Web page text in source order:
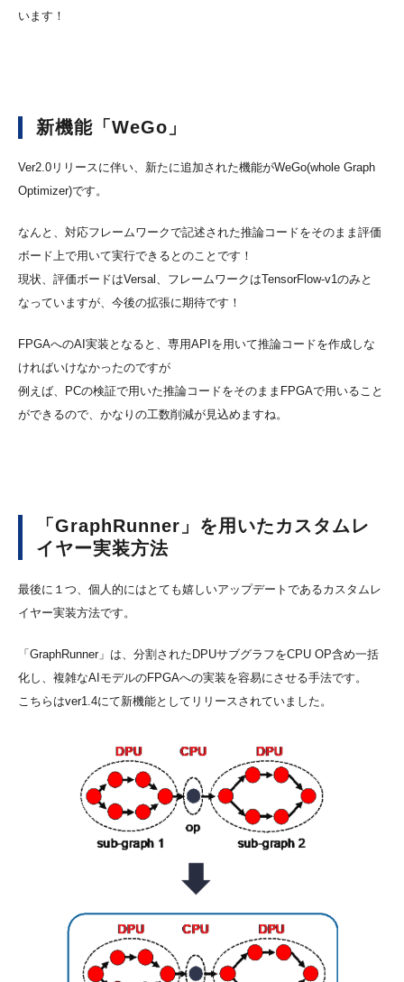
います！
新機能「WeGo」
Ver2.0リリースに伴い、新たに追加された機能がWeGo(whole Graph
Optimizer)です。
なんと、対応フレームワークで記述された推論コードをそのまま評価
ボード上で用いて実行できるとのことです！
現状、評価ボードはVersal、フレームワークはTensorFlow-v1のみと
なっていますが、今後の拡張に期待です！
FPGAへのAI実装となると、専用APIを用いて推論コードを作成しな
ければいけなかったのですが
例えば、PCの検証で用いた推論コードをそのままFPGAで用いること
ができるので、かなりの工数削減が見込めますね。
「GraphRunner」を用いたカスタムレ
イヤー実装方法
最後に１つ、個人的にはとても嬉しいアップデートであるカスタムレ
イヤー実装方法です。
「GraphRunner」は、分割されたDPUサブグラフをCPU OP含め一括
化し、複雑なAIモデルのFPGAへの実装を容易にさせる手法です。
こちらはver1.4にて新機能としてリリースされていました。